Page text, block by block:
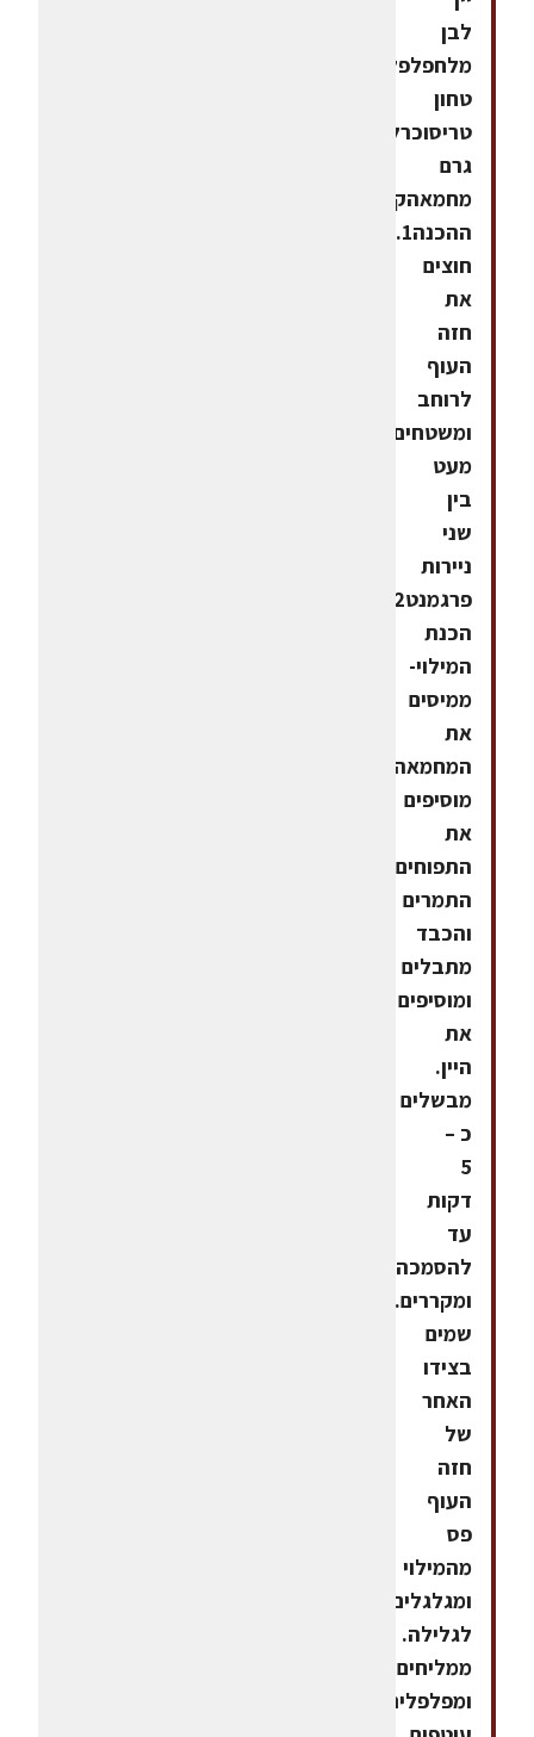
לבן
מלחפלפל
טחון
גרם
מחמאהקמחאופן
ההכנה1.
חוצים
את
חזה
העוף
לרוחב
ומשטחים
מעט
בין
שני
ניירות
הכנת
המילוי-
ממיסים
את
המחמאה
מוסיפים
את
התפוחים
התמרים
והכבד
מתבלים
ומוסיפים
את
היין.
מבשלים
כ –
5
דקות
עד
להסמכה
שמים
בצידו
האחר
של
חזה
העוף
פס
מהמילוי
ומגלגלים
לגלילה.
ממליחים
ומפלפלים